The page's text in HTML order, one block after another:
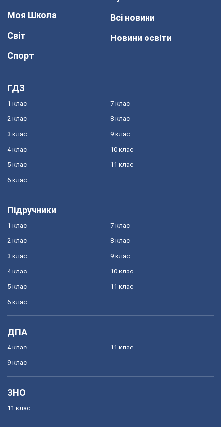
Моя Школа
Світ
Спорт
Всі новини
Новини освіти
ГДЗ
1 клас
2 клас
3 клас
4 клас
5 клас
6 клас
7 клас
8 клас
9 клас
10 клас
11 клас
Підручники
1 клас
2 клас
3 клас
4 клас
5 клас
6 клас
7 клас
8 клас
9 клас
10 клас
11 клас
ДПА
4 клас
9 клас
11 клас
ЗНО
11 клас